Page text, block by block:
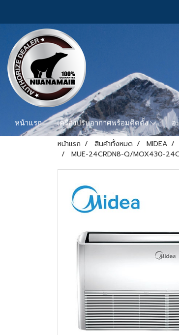
หน้าแรก เครื่องปรับอากาศพร้อมติดตั้ง อ
หน้าแรก สินค้าทั้งหมด MIDEA
MUE-24CRDN8-Q/MOX430-